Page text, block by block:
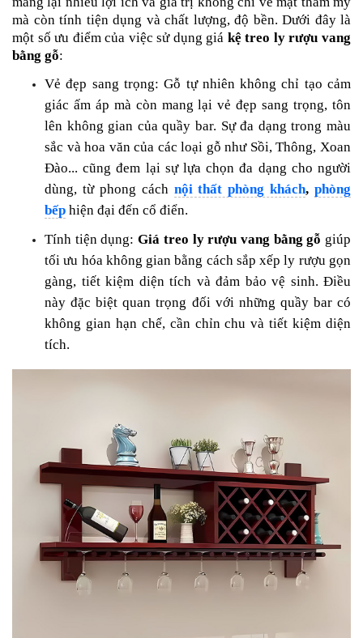
mà còn tính tiện dụng và chất lượng, độ bền. Dưới đây là
một số ưu điểm của việc sử dụng giá kệ treo ly rượu vang
bằng gỗ:
Vẻ đẹp sang trọng: Gỗ tự nhiên không chỉ tạo cảm
giác ấm áp mà còn mang lại vẻ đẹp sang trọng, tôn
lên không gian của quầy bar. Sự đa dạng trong màu
sắc và hoa văn của các loại gỗ như Sồi, Thông, Xoan
Đào... cũng đem lại sự lựa chọn đa dạng cho người
dùng, từ phong cách nội thất phòng khách, phòng
bếp hiện đại đến cổ điển.
Tính tiện dụng:Giá treo ly rượu vang bằng gỗ giúp
tối ưu hóa không gian bằng cách sắp xếp ly rượu gọn
gàng, tiết kiệm diện tích và đảm bảo vệ sinh. Điều
này đặc biệt quan trọng đối với những quầy bar có
không gian hạn chế, cần chỉn chu và tiết kiệm diện
tích.